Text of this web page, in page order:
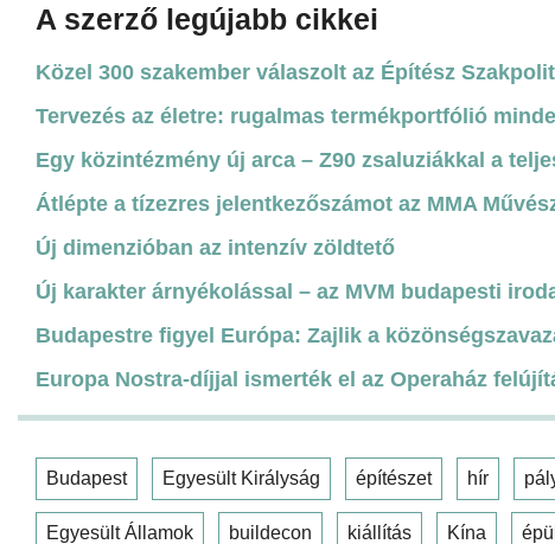
A szerző legújabb cikkei
Közel 300 szakember válaszolt az Építész
Tervezés az életre: rugalmas termékportfólió
Egy közintézmény új arca – Z90 zsaluziákkal a
Átlépte a tízezres jelentkezőszámot az MMA
Új dimenzióban az intenzív zöldtető
Új karakter árnyékolással – az MVM budapesti
Budapestre figyel Európa: Zajlik a
Europa Nostra-díjjal ismerték el az Operaház
Budapest Egyesült Királyság építészet hír
Egyesült Államok buildecon kiállítás Kína